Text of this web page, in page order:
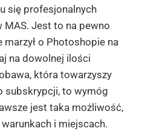
się profesjonalnych
MAS. Jest to na pewno
o Photoshopie na
na dowolnej ilości
która towarzyszy
subskrypcji, to wymóg
jest taka możliwość,
i miejscach.